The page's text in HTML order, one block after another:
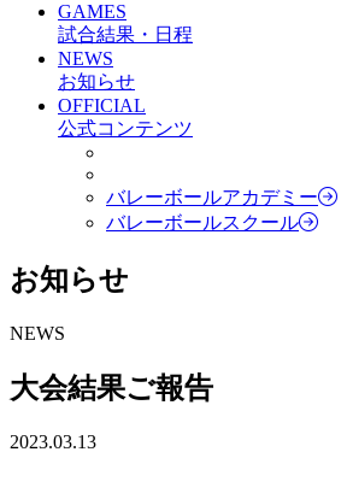
GAMES
試合結果・日程
NEWS
お知らせ
OFFICIAL
公式コンテンツ
バレーボールアカデミー
バレーボールスクール
お知らせ
NEWS
大会結果ご報告
2023.03.13